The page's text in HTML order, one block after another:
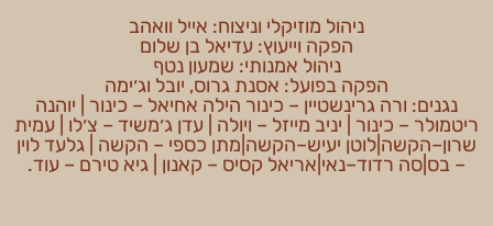
ניהול מוזיקלי וניצוח: אייל וואהב
הפקה וייעוץ: עדיאל בן שלום
ניהול אמנותי: שמעון נטף
הפקה בפועל: אסנת גרוס, יובל וג׳ימה
נגנים: ורה גרינשטיין – כינור הילה אחיאל – כינור | יוהנה
ריטמולר – כינור | יניב מייזל – ויולה | עדן ג׳משיד – צ׳לו | עמית
שרון–הקשה|לוטן יעיש–הקשה|מתן כספי – הקשה | גלעד לוין
– בס|סה רדוד–נאי|אריאל קסיס – קאנון | גיא טירם – עוד.